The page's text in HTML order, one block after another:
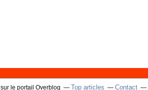
sur le portail Overblog Top articles Contact